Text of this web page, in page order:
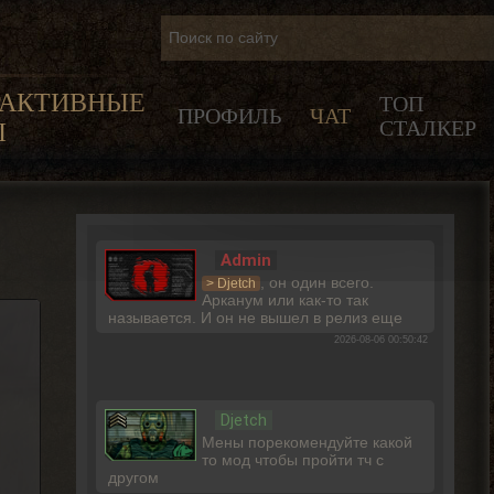
ПРОФИЛЬ ЧАТ
ТОП
СТАЛКЕР
Admin
> Djetch , он один всего.
Арканум или как-то так
называется. И он не вышел в релиз еще
2026-08-06 00:50:42
Djetch
Мены порекомендуйте какой
то мод чтобы пройти тч с
другом